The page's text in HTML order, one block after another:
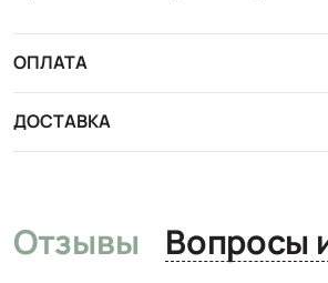
ОПЛАТА
ДОСТАВКА
Отзывы